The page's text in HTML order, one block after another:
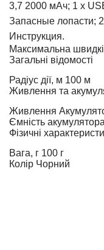
3,7 2000 мАч; 1 x
Запасные лопасти;
Инструкция.
Максимальна
Загальні відомості
Радіус дії, м 100 м
Живлення та
Живлення
Ємність
Фізичні
Вага, г 100 г
Колір Чорний